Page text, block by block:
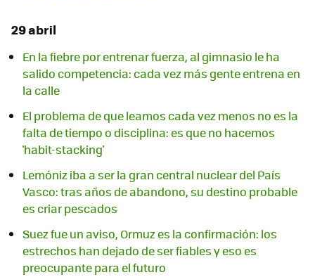
29 abril
En la fiebre por entrenar fuerza, al gimnasio le ha
salido competencia: cada vez más gente entrena en
la calle
El problema de que leamos cada vez menos no es la
falta de tiempo o disciplina: es que no hacemos
'habit-stacking'
Lemóniz iba a ser la gran central nuclear del País
Vasco: tras años de abandono, su destino probable
es criar pescados
Suez fue un aviso, Ormuz es la confirmación: los
estrechos han dejado de ser fiables y eso es
preocupante para el futuro